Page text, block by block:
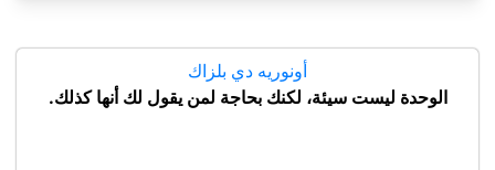
أونوريه دي بلزاك
الوحدة ليست سيئة، لكنك بحاجة لمن يقول لك أنها كذلك.